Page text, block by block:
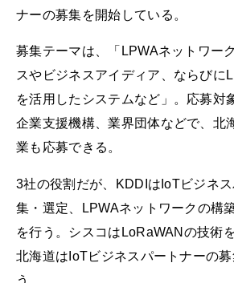
ナーの募集を開始している。
募集テーマは、「LPWAネットワー
スやビジネスアイディア、ならびに
を活用したシステムなど」。応募対
企業支援機構、業界団体などで、北
業も応募できる。
3社の役割だが、KDDIはIoTビジネ
集・選定、LPWAネットワークの構
を行う。シスコはLoRaWANの技術
北海道はIoTビジネスパートナーの
う。